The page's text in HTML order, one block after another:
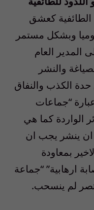
كعشق
وبشكل مستمر
المدير العام
والنشر
الكذب والنفاق
“جماعات
الواردة كما هي
ان ينشر يجب ان
بمعاودة
ارهابية” “جماعة
لم ينسحب.